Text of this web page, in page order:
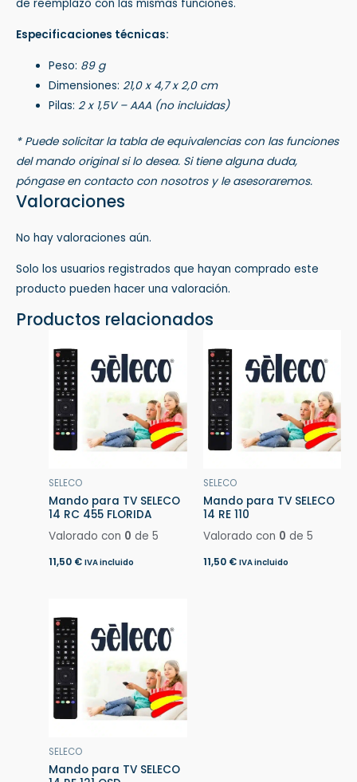
de reemplazo con las mismas funciones.
Especificaciones técnicas:
Peso: 89 g
Dimensiones:21,0 x 4,7 x 2,0 cm
Pilas:2 x 1,5V – AAA (no incluidas)
* Puede solicitar la tabla de equivalencias con las funciones
del mando original si lo desea. Si tiene alguna duda,
póngase en contacto con nosotros y le asesoraremos.
Valoraciones
No hay valoraciones aún.
Solo los usuarios registrados que hayan comprado este
producto pueden hacer una valoración.
Productos relacionados
SELECO
Mando para TV SELECO
14 RC 455 FLORIDA
Valorado con 0 de 5
11,50 € IVA incluido
SELECO
Mando para TV SELECO
14 RE 110
Valorado con 0 de 5
11,50 € IVA incluido
SELECO
Mando para TV SELECO